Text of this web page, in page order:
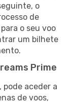
o
de
o seu voo
um bilhete
Prime
, pode aceder a
de voos,